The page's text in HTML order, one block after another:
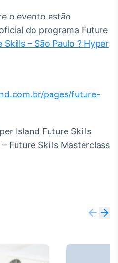
Em breve
Crédito
Em breve
o evento estão
do programa Future
Skills – São Paulo ? Hyper
pages/future-
Island Future Skills
Future Skills Masterclass